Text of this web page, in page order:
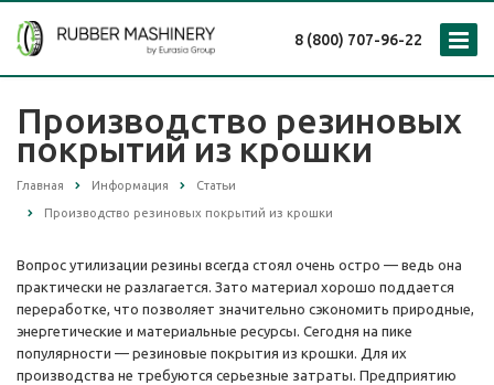
8 (800) 707-96-22
Производство резиновых
покрытий из крошки
Главная Информация Статьи
Производство резиновых покрытий из крошки
Вопрос утилизации резины всегда стоял очень остро — ведь она
практически не разлагается. Зато материал хорошо поддается
переработке, что позволяет значительно сэкономить природные,
энергетические и материальные ресурсы. Сегодня на пике
популярности — резиновые покрытия из крошки. Для их
производства не требуются серьезные затраты. Предприятию